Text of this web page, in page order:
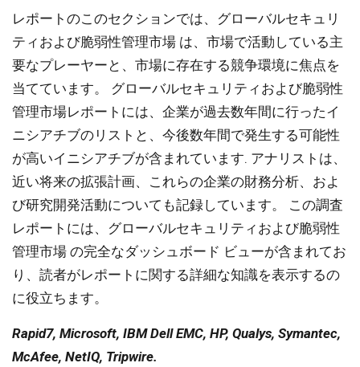
レポートのこのセクションでは、グローバルセキュリ
ティおよび脆弱性管理市場 は、市場で活動している主
要なプレーヤーと、市場に存在する競争環境に焦点を
当てています。 グローバルセキュリティおよび脆弱性
管理市場レポートには、企業が過去数年間に行ったイ
ニシアチブのリストと、今後数年間で発生する可能性
が高いイニシアチブが含まれています. アナリストは、
近い将来の拡張計画、これらの企業の財務分析、およ
び研究開発活動についても記録しています。 この調査
レポートには、グローバルセキュリティおよび脆弱性
管理市場 の完全なダッシュボード ビューが含まれてお
り、読者がレポートに関する詳細な知識を表示するの
に役立ちます。
Rapid7, Microsoft, IBM Dell EMC, HP, Qualys, Symantec,
McAfee, NetIQ, Tripwire.